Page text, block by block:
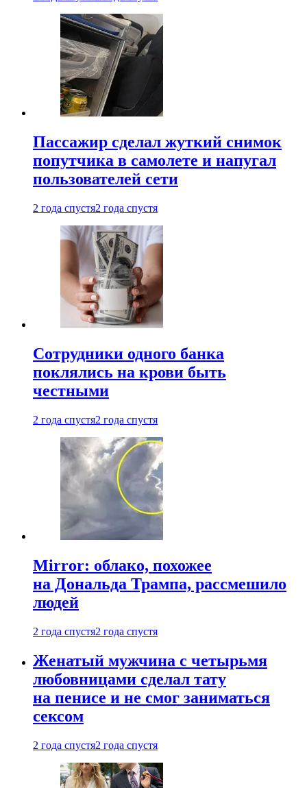
Пассажир сделал жуткий снимок
попутчика в самолете и напугал
пользователей сети
2 года спустя2 года спустя
Сотрудники одного банка
поклялись на крови быть
честными
2 года спустя2 года спустя
Mirror: облако, похожее
на Дональда Трампа, рассмешило
людей
2 года спустя2 года спустя
Женатый мужчина с четырьмя
любовницами сделал тату
на пенисе и не смог заниматься
сексом
2 года спустя2 года спустя